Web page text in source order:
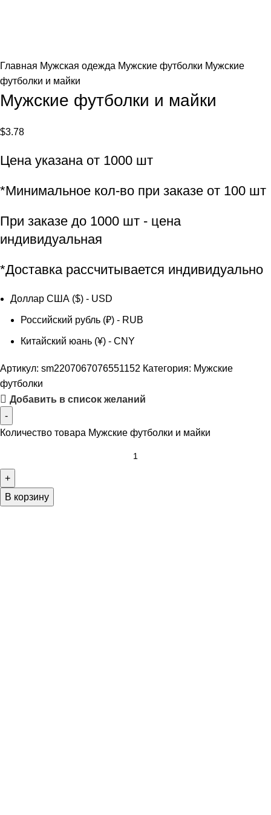
Главная Мужская одежда Мужские футболки Мужские
футболки и майки
Мужские футболки и майки
$3.78
Цена указана от 1000 шт
*Минимальное кол-во при заказе от 100 шт
При заказе до 1000 шт - цена
индивидуальная
*Доставка рассчитывается индивидуально
Доллар США ($) - USD
Российский рубль (₽) - RUB
Китайский юань (¥) - CNY
Артикул: sm2207067076551152 Категория: Мужские
футболки
Добавить в список желаний
Количество товара Мужские футболки и майки
В корзину